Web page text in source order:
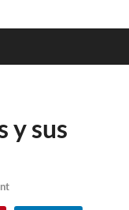
y sus